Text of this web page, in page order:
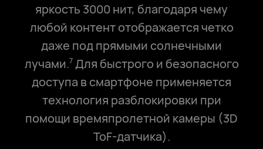
яркость 3000 нит, благодаря чему
любой контент отображается четко
даже под прямыми солнечными
лучами.7Для быстрого и безопасного
доступа в смартфоне применяется
технология разблокировки при
помощи времяпролетной камеры (3D
ToF-датчика).